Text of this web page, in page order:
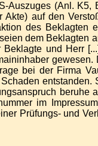
(Anl.
auf den
des
dem
und Herr
bei der Firma
im
Prüfungs- und